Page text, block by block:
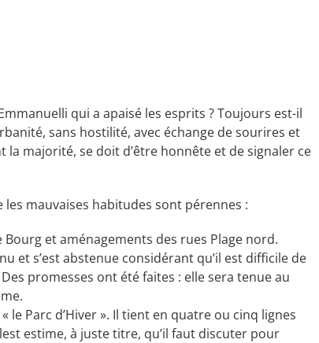
qui a apaisé les esprits ? Toujours est-il
sans hostilité, avec échange de sourires et
majorité, se doit d’être honnête et de signaler ce
mauvaises habitudes sont pérennes :
et aménagements des rues Plage nord.
et s’est abstenue considérant qu’il est difficile de
promesses ont été faites : elle sera tenue au
le Parc d’Hiver ». Il tient en quatre ou cinq lignes
estime, à juste titre, qu’il faut discuter pour